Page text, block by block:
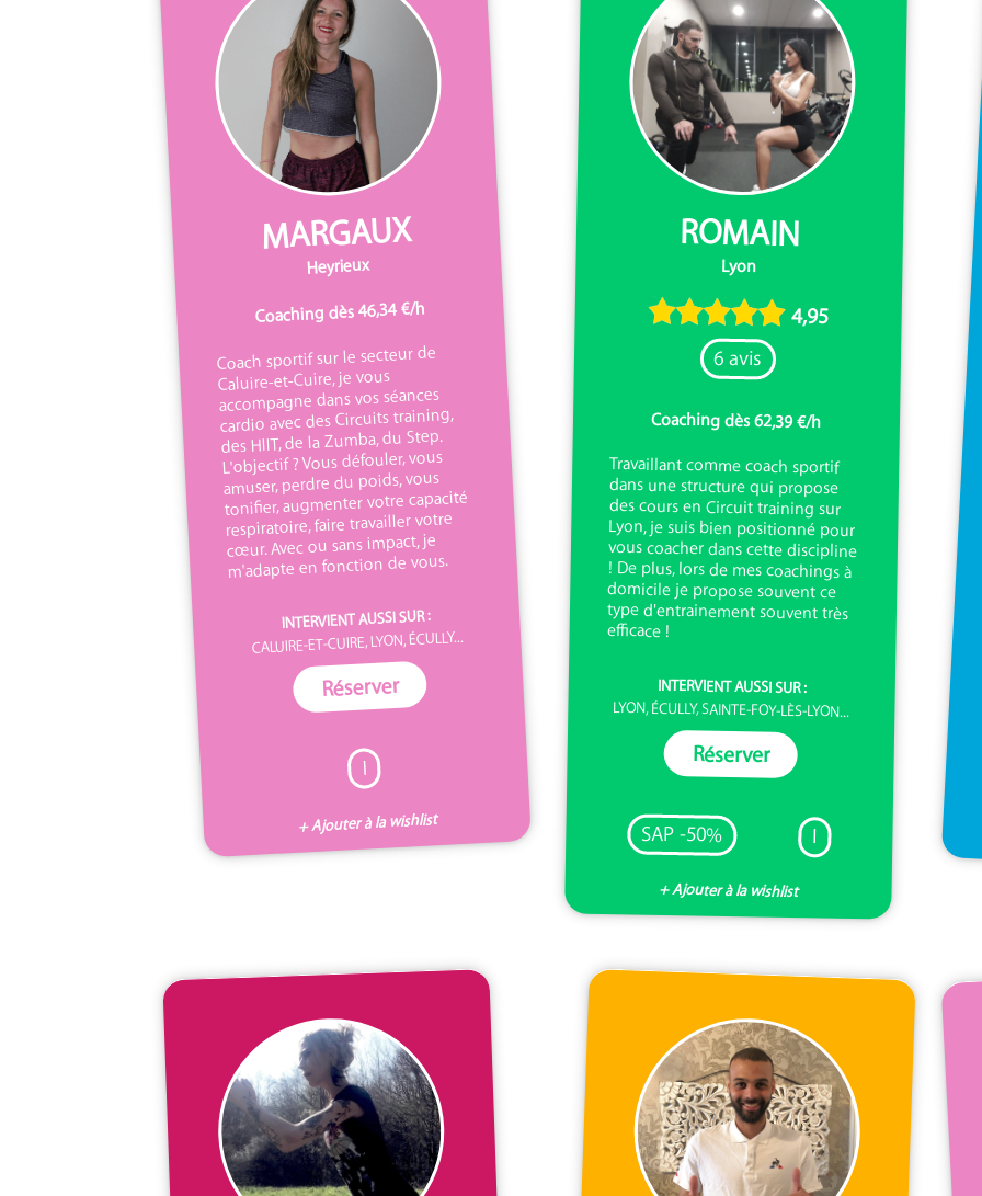
MARGAUX
Heyrieux
Coaching dès 46,34 €/h
Coach sportif sur le secteur de
Caluire-et-Cuire, je vous
accompagne dans vos séances
cardio avec des Circuits training,
des HIIT, de la Zumba, du Step.
L'objectif ? Vous défouler, vous
amuser, perdre du poids, vous
tonifier, augmenter votre capacité
respiratoire, faire travailler votre
cœur. Avec ou sans impact, je
m'adapte en fonction de vous.
INTERVIENT AUSSI SUR :
CALUIRE-ET-CUIRE, LYON, ÉCULLY...
Réserver
I
+ Ajouter à la wishlist
ROMAIN
Lyon
4,95
6 avis
Coaching dès 62,39 €/h
Travaillant comme coach sportif
dans une structure qui propose
des cours en Circuit training sur
Lyon, je suis bien positionné pour
vous coacher dans cette discipline
! De plus, lors de mes coachings à
domicile je propose souvent ce
type d'entrainement souvent très
efficace !
INTERVIENT AUSSI SUR :
LYON, ÉCULLY, SAINTE-FOY-LÈS-LYON...
Réserver
SAP -50% I
+ Ajouter à la wishlist